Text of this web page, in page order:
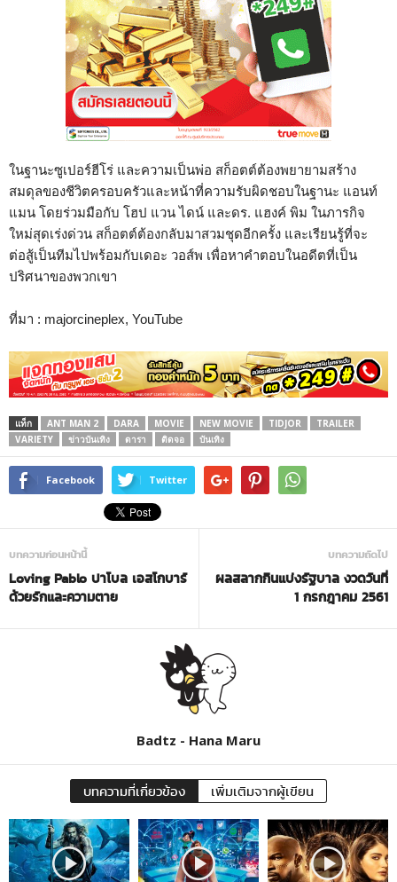
ในฐานะซูเปอร์ฮีโร่ และความเป็นพ่อ สก็อตต์ต้องพยายามสร้าง
สมดุลของชีวิตครอบครัวและหน้าที่ความรับผิดชอบในฐานะ แอนท์
แมน โดยร่วมมือกับ โฮป แวน ไดน์ และดร. แฮงค์ พิม ในภารกิจ
ใหม่สุดเร่งด่วน สก็อตต์ต้องกลับมาสวมชุดอีกครั้ง และเรียนรู้ที่จะ
ต่อสู้เป็นทีมไปพร้อมกับเดอะ วอส์พ เพื่อหาคำตอบในอดีตที่เป็น
ปริศนาของพวกเขา
ที่มา : majorcineplex, YouTube
แท็ก ANT MAN 2 DARA MOVIE NEW MOVIE TIDJOR
TRAILER
VARIETY
ข่าวบันเทิง ดารา ติดจอ บันเทิง
Facebook Twitter
บทความก่อนหน้านี้
Loving Pablo ปาโบล เอสโกบาร์
ด้วยรักและความตาย
บทความถัดไป
ผลสลากกินแบ่งรัฐบาล งวดวันที่
1 กรกฎาคม 2561
Badtz - Hana Maru
บทความที่เกี่ยวข้อง เพิ่มเติมจากผู้เขียน